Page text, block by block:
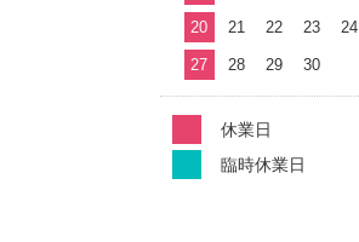
20 21 22 23 24
27 28 29 30
休業日
臨時休業日